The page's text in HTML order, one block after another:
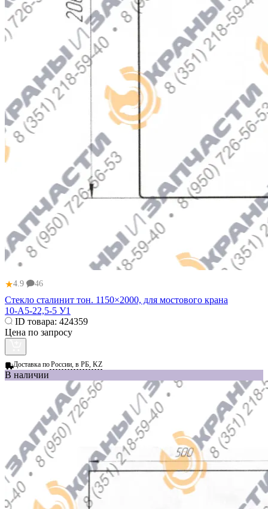
★4.9 46
Стекло сталинит тон. 1150×2000, для мостового крана
10‑А5‑22,5‑5 У1
ID товара: 424359
Цена по запросу
Доставка поРоссии, в РБ, KZ
В наличии